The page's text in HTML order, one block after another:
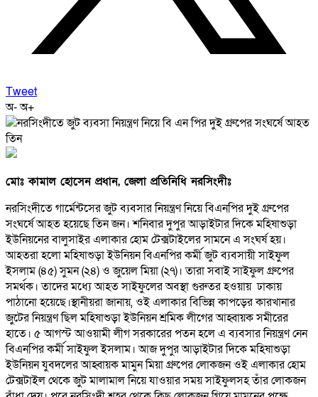
Tweet
অ-অ+
মোঃ কামাল হোসেন প্রধান, জেলা প্রতিনিধি নরসিংদীঃ
নরসিংদীতে গার্মেন্টসের জুট ব্যবসার নিয়ন্ত্রণ নিয়ে বিএনপির দুই গ্রুপের
সংঘর্ষে আহত হয়েছে তিন জন। শনিবার দুপুর আড়াইটার দিকে মহিষাশুড়া
ইউনিয়নের বালুসাইর এলাকার হোম টেক্সটাইলের সামনে এ সংঘর্ষ হয়।
আহতরা হলো মহিষাশুড়া ইউনিয়ন বিএনপির কর্মী জুট ব্যবসায়ী সাইফুল
ইসলাম (৪৫) সুমন (২৪) ও জুয়েল মিয়া (২৭)। তারা সবাই সাইফুল গ্রুপের
সমর্থক। তাদের মধ্যে আহত সাইফুলের অবস্থা গুরুতর হওয়ায় ঢাকায়
পাঠানো হয়েছে।স্থানীয়রা জানায়, ওই এলাকার বিভিন্ন কাপড়ের কারখানার
জুটের নিয়ন্ত্রণ ছিল মহিষাশুড়া ইউনিয়ন শ্রমিক লীগের আহ্বায়ক সমীরের
হাতে। ৫ আগস্ট আওয়ামী লীগ সরকারের পতন হলে এ ব্যবসার নিয়ন্ত্রণ নেন
বিএনপির কর্মী সাইফুল ইসলাম। আজ দুপুর আড়াইটার দিকে মহিষাশুড়া
ইউনিয়ন যুবদলের আহ্বায়ক মামুন মিয়া গ্রুপের লোকজন ওই এলাকার হোম
টেক্সটাইল থেকে জুট মালামাল নিয়ে যাওয়ার সময় সাইফুলসহ তাঁর লোকজন